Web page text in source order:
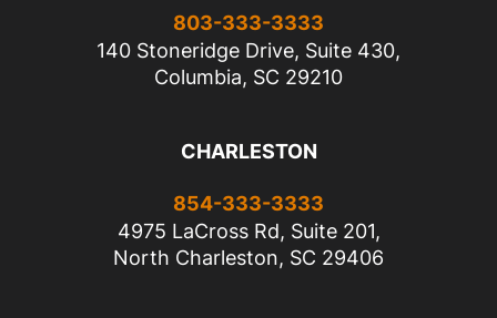
803-333-3333
140 Stoneridge Drive, Suite 430,
Columbia, SC 29210
CHARLESTON
854-333-3333
4975 LaCross Rd, Suite 201,
North Charleston, SC 29406